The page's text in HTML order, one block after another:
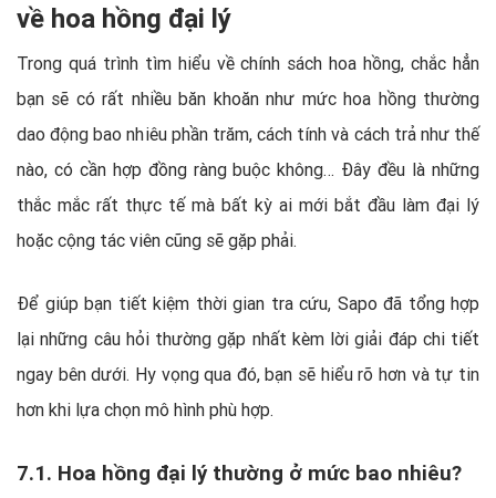
về hoa hồng đại lý
Trong quá trình tìm hiểu về chính sách hoa hồng, chắc hẳn
bạn sẽ có rất nhiều băn khoăn như mức hoa hồng thường
dao động bao nhiêu phần trăm, cách tính và cách trả như thế
nào, có cần hợp đồng ràng buộc không… Đây đều là những
thắc mắc rất thực tế mà bất kỳ ai mới bắt đầu làm đại lý
hoặc cộng tác viên cũng sẽ gặp phải.
Để giúp bạn tiết kiệm thời gian tra cứu, Sapo đã tổng hợp
lại những câu hỏi thường gặp nhất kèm lời giải đáp chi tiết
ngay bên dưới. Hy vọng qua đó, bạn sẽ hiểu rõ hơn và tự tin
hơn khi lựa chọn mô hình phù hợp.
7.1. Hoa hồng đại lý thường ở mức bao nhiêu?